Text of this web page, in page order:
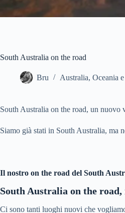
South Australia on the road
Bru Australia, Oceania
South Australia on the road, un nuovo
Siamo già stati in South Australia, ma
Il nostro on the road del South
South Australia on the
Ci sono tanti luoghi nuovi che